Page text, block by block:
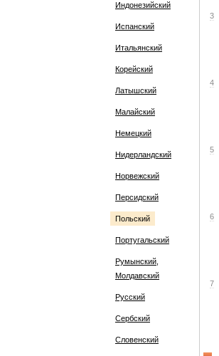
Индонезийский
Испанский
Итальянский
Корейский
Латышский
Малайский
Немецкий
Нидерландский
Норвежский
Персидский
Польский
Португальский
Румынский,
Молдавский
Русский
Сербский
Словенский
3
4
5
6
7